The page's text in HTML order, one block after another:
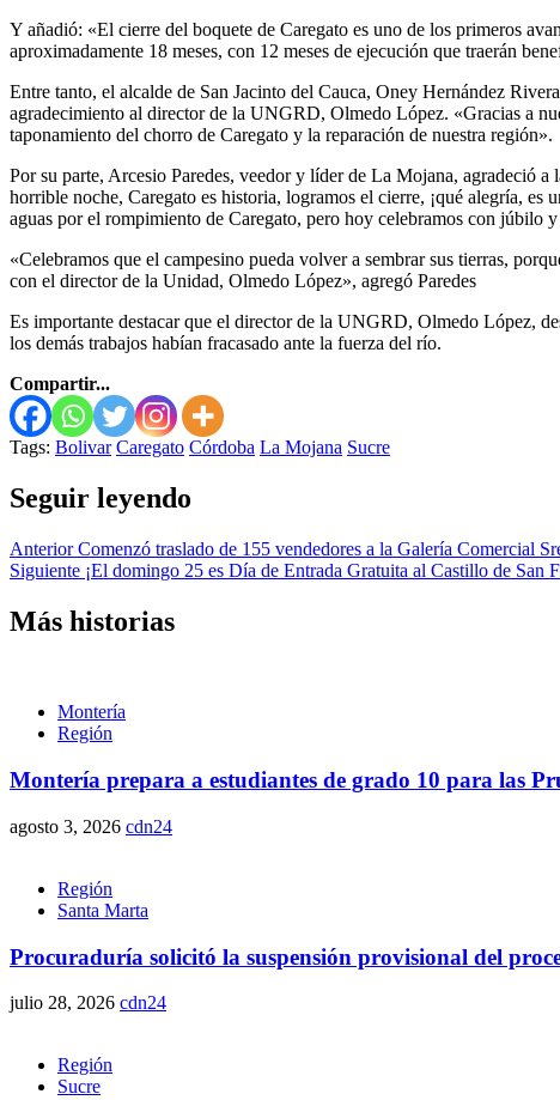
Y añadió: «El cierre del boquete de Caregato es uno de los primeros
aproximadamente 18 meses, con 12 meses de ejecución que traerán
Entre tanto, el alcalde de San Jacinto del Cauca, Oney Hernández
agradecimiento al director de la UNGRD, Olmedo López. «Gracias a
taponamiento del chorro de Caregato y la reparación de nuestra región».
Por su parte, Arcesio Paredes, veedor y líder de La Mojana, agradeció
horrible noche, Caregato es historia, logramos el cierre, ¡qué alegría,
aguas por el rompimiento de Caregato, pero hoy celebramos con júbilo
«Celebramos que el campesino pueda volver a sembrar sus tierras,
con el director de la Unidad, Olmedo López», agregó Paredes
Es importante destacar que el director de la UNGRD, Olmedo López,
los demás trabajos habían fracasado ante la fuerza del río.
Compartir...
Tags: Bolivar Caregato Córdoba La Mojana Sucre
Seguir leyendo
AnteriorComenzó traslado de 155 vendedores a la Galería Comercial
Siguiente ¡El domingo 25 es Día de Entrada Gratuita al Castillo de San
Más historias
Montería
Región
Montería prepara a estudiantes de grado 10 para las
agosto 3, 2026 cdn24
Región
Santa Marta
Procuraduría solicitó la suspensión provisional del
julio 28, 2026 cdn24
Región
Sucre